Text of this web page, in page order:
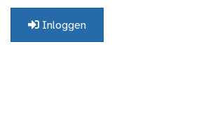
Inloggen